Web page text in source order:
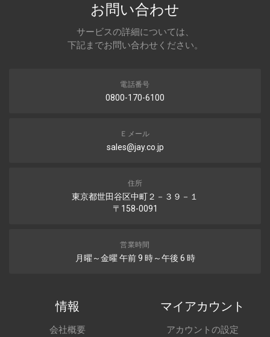
お問い合わせ
サービスの詳細については、
下記までお問い合わせください。
電話番号
0800-170-6100
Ｅメール
sales@jay.co.jp
住所
東京都世田谷区中町２－３９－１
〒158-0091
営業時間
月曜～金曜 午前 9 時～午後 6 時
情報
会社概要
マイアカウント
アカウントの設定